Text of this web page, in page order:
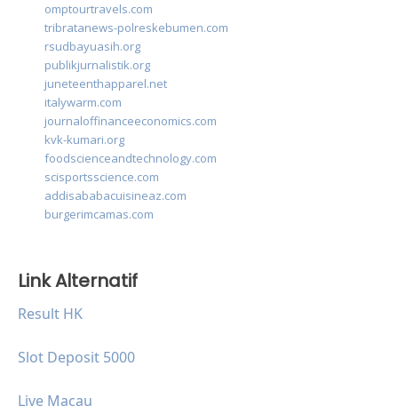
omptourtravels.com
tribratanews-polreskebumen.com
rsudbayuasih.org
publikjurnalistik.org
juneteenthapparel.net
italywarm.com
journaloffinanceeconomics.com
kvk-kumari.org
foodscienceandtechnology.com
scisportsscience.com
addisababacuisineaz.com
burgerimcamas.com
Link Alternatif
Result HK
Slot Deposit 5000
Live Macau